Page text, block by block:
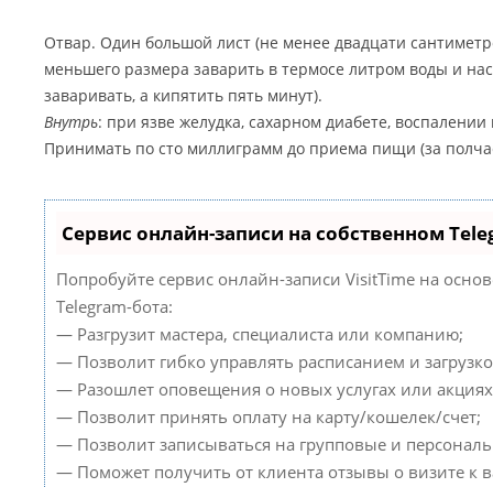
Отвар. Один большой лист (не менее двадцати
меньшего размера заварить в термосе литром воды и
заваривать, а кипятить пять минут).
Внутрь: при язве желудка, сахарном диабете,
Принимать по сто миллиграмм до приема пищи (за
Сервис онлайн-записи на собственном
Попробуйте сервис онлайн-записи VisitTime на
Telegram-бота:
— Разгрузит мастера, специалиста или компанию;
— Позволит гибко управлять расписанием и
— Разошлет оповещения о новых услугах или
— Позволит принять оплату на карту/кошелек/счет;
— Позволит записываться на групповые и
— Поможет получить от клиента отзывы о визите к